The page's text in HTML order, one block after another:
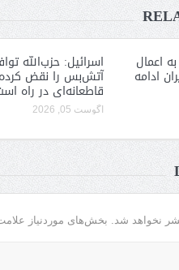
اعمال
ادامه
اسرائیل: حزب‌الله
آتش‌بس را نقض
قاطعانه‌ای در راه
آگوست 05, 2026
نخواهد شد. بخش‌های موردنیاز